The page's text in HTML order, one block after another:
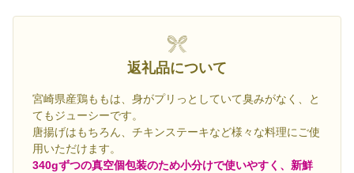
返礼品について
宮崎県産鶏ももは、身がプリっとしていて臭みがなく、と
てもジューシーです。
唐揚げはもちろん、チキンステーキなど様々な料理にご使
用いただけます。
340gずつの真空個包装のため小分けで使いやすく、新鮮